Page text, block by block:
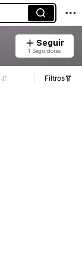
Seguir
1 Seguidores
Filtros